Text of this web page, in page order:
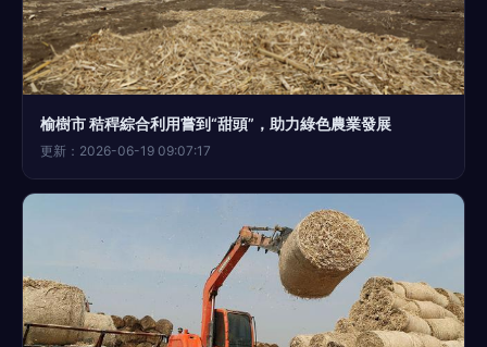
榆樹市 秸稈綜合利用嘗到“甜頭”，助力綠色農業發展
更新：2026-06-19 09:07:17